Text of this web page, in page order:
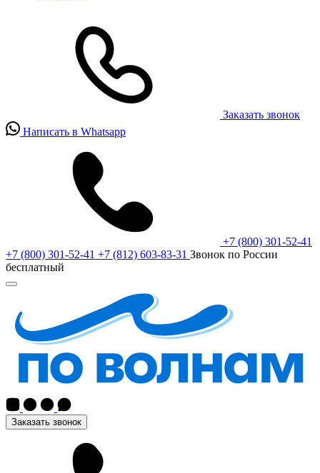
Заказать звонок
Написать в Whatsapp
+7 (800) 301-52-41
+7 (800) 301-52-41 +7 (812) 603-83-31 Звонок по России
бесплатный
Заказать звонок